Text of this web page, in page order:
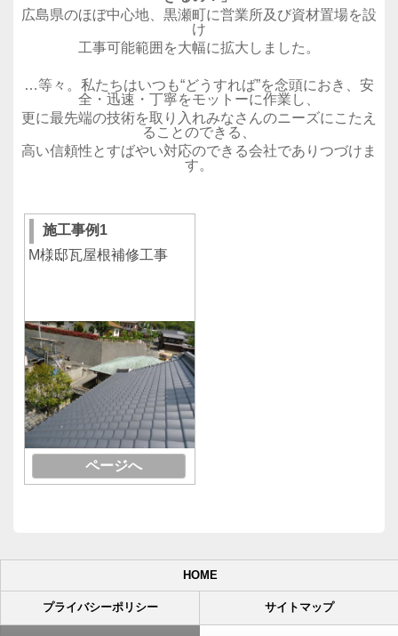
広島県のほぼ中心地、黒瀬町に営業所及び資材置場を設
け
工事可能範囲を大幅に拡大しました。
…等々。私たちはいつも“どうすれば”を念頭におき、安
全・迅速・丁寧をモットーに作業し、
更に最先端の技術を取り入れみなさんのニーズにこたえ
ることのできる、
高い信頼性とすばやい対応のできる会社でありつづけま
す。
施工事例1
M様邸瓦屋根補修工事
ページへ
HOME
プライバシーポリシー サイトマップ